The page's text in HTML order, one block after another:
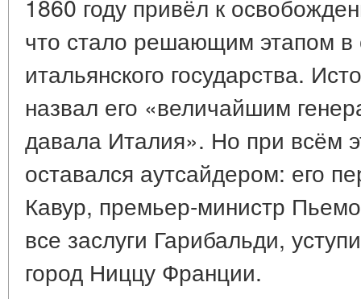
1860 году привёл к
что стало решающим этапом в
итальянского государства.
назвал его «величайшим
давала Италия». Но при всём
оставался аутсайдером: его
Кавур, премьер-министр
все заслуги Гарибальди,
город Ниццу Франции.